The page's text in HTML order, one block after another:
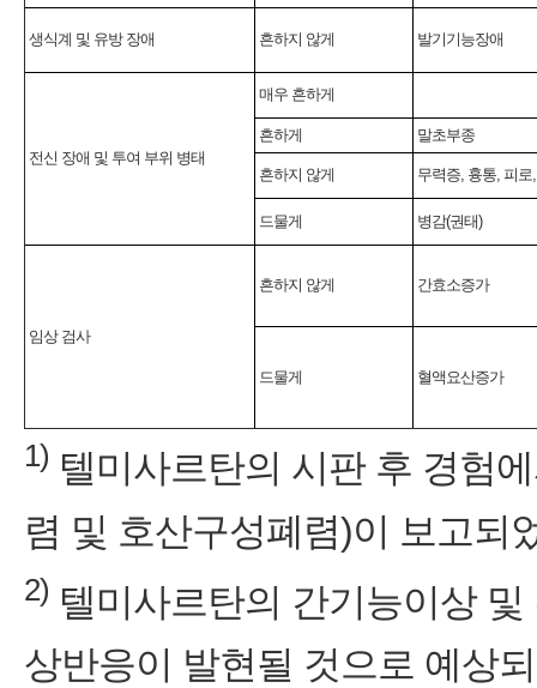
생식계 및 유방 장애 흔하지 않게 발기기능장애
전신 장애 및 투여 부위 병태
매우 흔하게
흔하게 말초부종
흔하지 않게 무력증, 흉통, 피로
드물게 병감(권태)
임상 검사
흔하지 않게 간효소증가
드물게 혈액요산증가
1) 텔미사르탄의 시판 후 경험
렴 및 호산구성폐렴)이 보고되
2) 텔미사르탄의 간기능이상
상반응이 발현될 것으로 예상